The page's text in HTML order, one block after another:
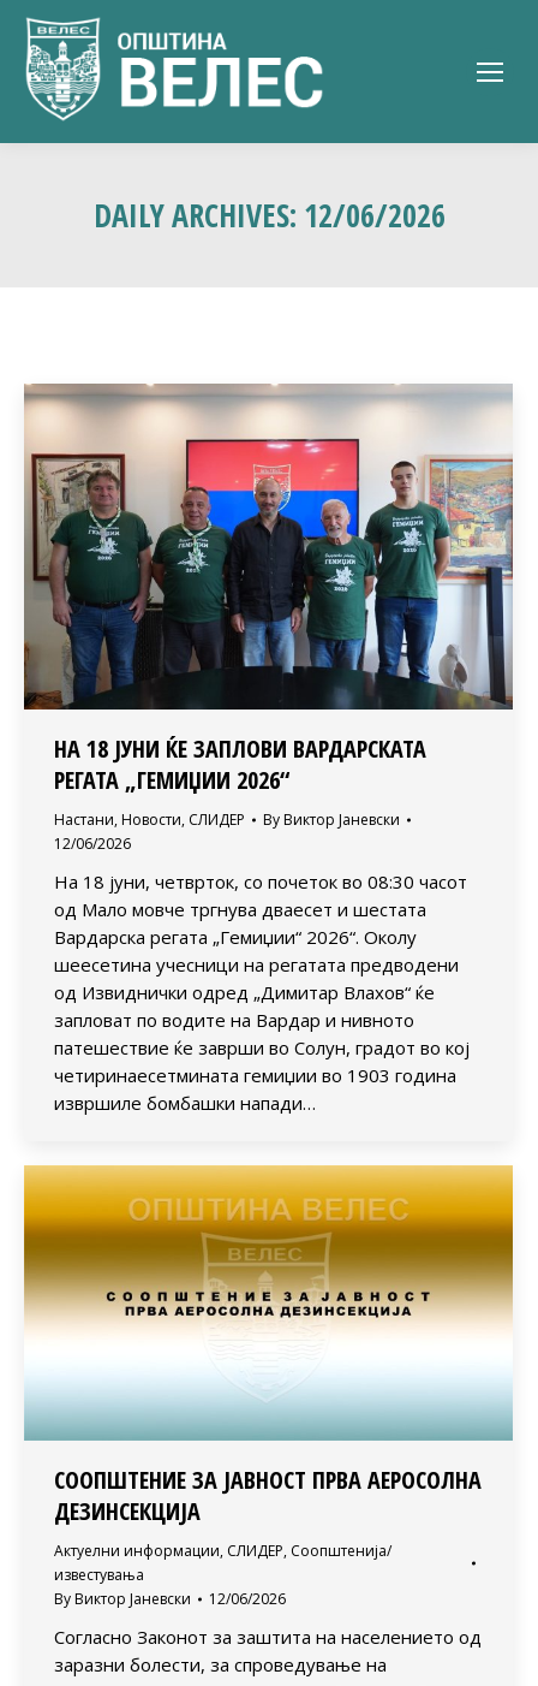
DAILY ARCHIVES: 12/06/2026
НА 18 ЈУНИ ЌЕ ЗАПЛОВИ ВАРДАРСКАТА
РЕГАТА „ГЕМИЏИИ 2026“
Настани, Новости, СЛИДЕР By Виктор Јаневски
12/06/2026
На 18 јуни, четврток, со почеток во 08:30 часот
од Мало мовче тргнува дваесет и шестата
Вардарска регата „Гемиџии“ 2026“. Околу
шеесетина учесници на регатата предводени
од Извиднички одред „Димитар Влахов“ ќе
запловат по водите на Вардар и нивното
патешествие ќе заврши во Солун, градот во кој
четиринаесетмината гемиџии во 1903 година
извршиле бомбашки напади…
СООПШТЕНИЕ ЗА ЈАВНОСТ ПРВА АЕРОСОЛНА
ДЕЗИНСЕКЦИЈА
Актуелни информации, СЛИДЕР, Соопштенија/
известувања
By Виктор Јаневски 12/06/2026
Согласно Законот за заштита на населението од
заразни болести, за спроведување на